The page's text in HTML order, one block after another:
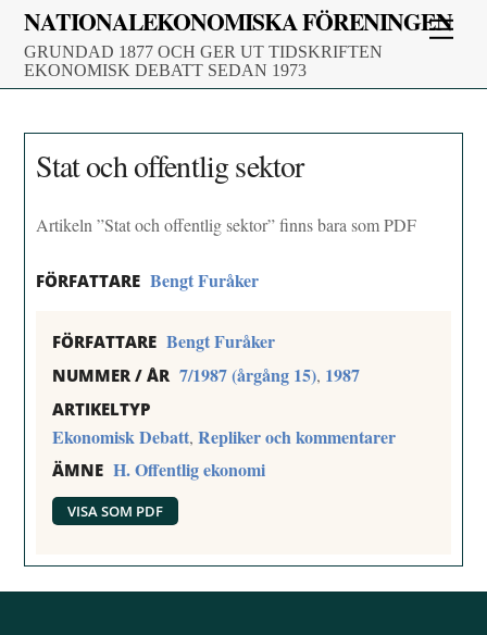
Skip
content
NATIONALEKONOMISKA FÖRENINGEN
GRUNDAD 1877 OCH GER UT TIDSKRIFTEN
EKONOMISK DEBATT SEDAN 1973
Stat och offentlig sektor
Artikeln ”Stat och offentlig sektor” finns bara som PDF
FÖRFATTARE Bengt Furåker
FÖRFATTARE Bengt Furåker
NUMMER / ÅR 7/1987 (årgång 15), 1987
ARTIKELTYP
Ekonomisk Debatt,Repliker och kommentarer
ÄMNE H. Offentlig ekonomi
VISA SOM PDF